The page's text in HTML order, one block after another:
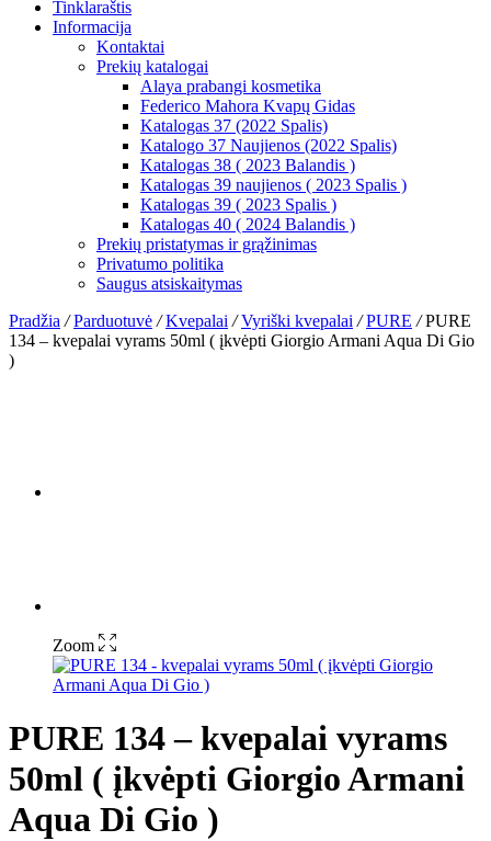
Tinklaraštis
Informacija
Kontaktai
Prekių katalogai
Alaya prabangi kosmetika
Federico Mahora Kvapų Gidas
Katalogas 37 (2022 Spalis)
Katalogo 37 Naujienos (2022 Spalis)
Katalogas 38 ( 2023 Balandis )
Katalogas 39 naujienos ( 2023 Spalis )
Katalogas 39 ( 2023 Spalis )
Katalogas 40 ( 2024 Balandis )
Prekių pristatymas ir grąžinimas
Privatumo politika
Saugus atsiskaitymas
Pradžia / Parduotuvė / Kvepalai / Vyriški kvepalai / PURE /PURE
134 – kvepalai vyrams 50ml ( įkvėpti Giorgio Armani Aqua Di Gio
)
Zoom
PURE 134 – kvepalai vyrams
50ml ( įkvėpti Giorgio Armani
Aqua Di Gio )